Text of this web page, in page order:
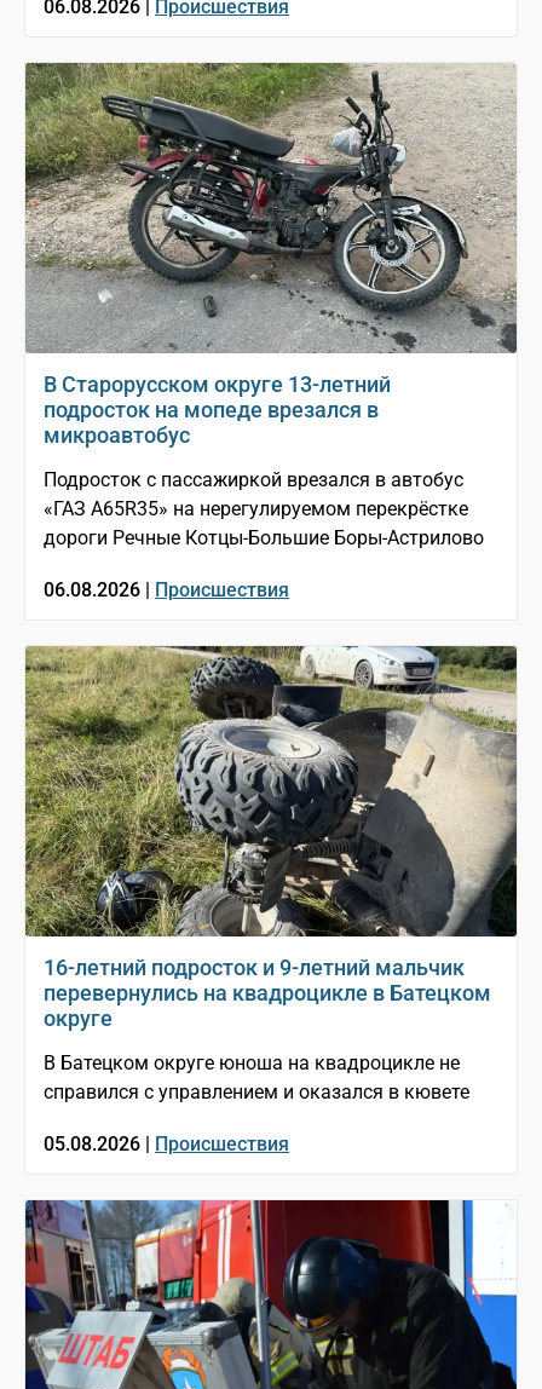
06.08.2026 | Происшествия
В Старорусском округе 13-летний
подросток на мопеде врезался в
микроавтобус
Подросток с пассажиркой врезался в автобус
«ГАЗ A65R35» на нерегулируемом перекрёстке
дороги Речные Котцы-Большие Боры-Астрилово
06.08.2026 | Происшествия
16-летний подросток и 9-летний мальчик
перевернулись на квадроцикле в Батецком
округе
В Батецком округе юноша на квадроцикле не
справился с управлением и оказался в кювете
05.08.2026 | Происшествия